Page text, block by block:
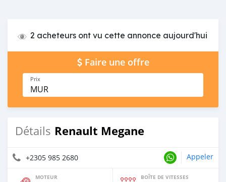
2 acheteurs ont vu cette annonce aujourd'hui
Faire une offre
Prix
MUR
Détails Renault Megane
+2305 985 2680 Appeler
MOTEUR BOÎTE DE VITESSES